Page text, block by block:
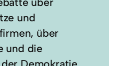
und
über
und die